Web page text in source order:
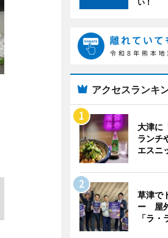
い！
アクセスランキ
大津に
ランチ
エスニ
草津で
ー 屋
「ラ